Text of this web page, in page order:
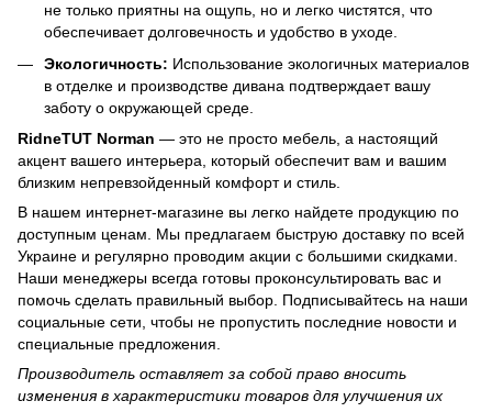
не только приятны на ощупь, но и легко чистятся, что
обеспечивает долговечность и удобство в уходе.
Экологичность: Использование экологичных материалов
в отделке и производстве дивана подтверждает вашу
заботу о окружающей среде.
RidneTUT Norman — это не просто мебель, а настоящий
акцент вашего интерьера, который обеспечит вам и вашим
близким непревзойденный комфорт и стиль.
В нашем интернет-магазине вы легко найдете продукцию по
доступным ценам. Мы предлагаем быструю доставку по всей
Украине и регулярно проводим акции с большими скидками.
Наши менеджеры всегда готовы проконсультировать вас и
помочь сделать правильный выбор. Подписывайтесь на наши
социальные сети, чтобы не пропустить последние новости и
специальные предложения.
Производитель оставляет за собой право вносить
изменения в характеристики товаров для улучшения их